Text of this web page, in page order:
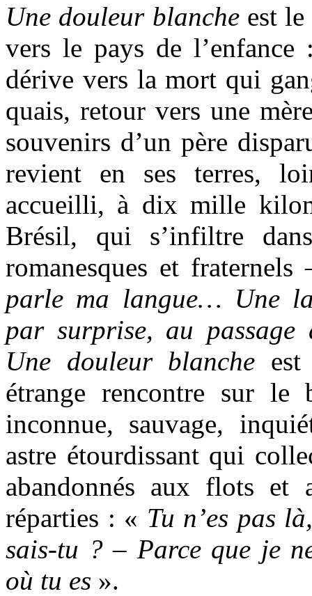
Une douleur blancheest le
vers le pays de
dérive vers la mort qui
quais, retour vers une
souvenirs d’un père
revient en ses terres,
accueilli, à dix mille
Brésil, qui s’infiltre
romanesques et
parle ma langue… Une
par surprise, au passage
Une douleur blanche est
étrange rencontre sur le
inconnue, sauvage,
astre étourdissant qui
abandonnés aux flots et
réparties : « Tu n’es pas
sais-tu ? – Parce que je
où tu es ».